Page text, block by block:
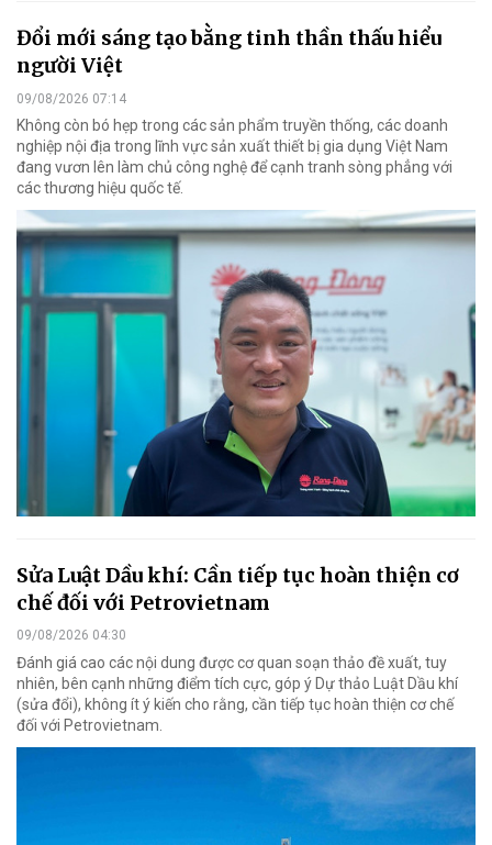
Đổi mới sáng tạo bằng tinh thần thấu hiểu
người Việt
09/08/2026 07:14
Không còn bó hẹp trong các sản phẩm truyền thống, các doanh
nghiệp nội địa trong lĩnh vực sản xuất thiết bị gia dụng Việt Nam
đang vươn lên làm chủ công nghệ để cạnh tranh sòng phẳng với
các thương hiệu quốc tế.
Sửa Luật Dầu khí: Cần tiếp tục hoàn thiện cơ
chế đối với Petrovietnam
09/08/2026 04:30
Đánh giá cao các nội dung được cơ quan soạn thảo đề xuất, tuy
nhiên, bên cạnh những điểm tích cực, góp ý Dự thảo Luật Dầu khí
(sửa đổi), không ít ý kiến cho rằng, cần tiếp tục hoàn thiện cơ chế
đối với Petrovietnam.